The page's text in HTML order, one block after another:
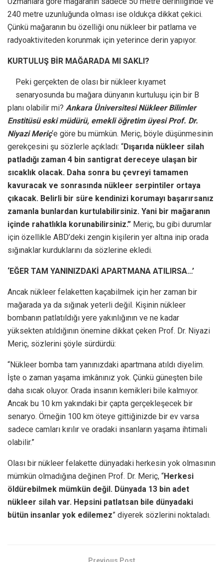
240 metre uzunluğunda olması ise oldukça dikkat çekici.
Çünkü mağaranın bu özelliği onu nükleer bir patlama ve
radyoaktiviteden korunmak için yeterince derin yapıyor.
KURTULUŞ BİR MAĞARADA MI SAKLI?
Peki gerçekten de olası bir nükleer kıyamet
senaryosunda bu mağara dünyanın kurtuluşu için bir B
planı olabilir mi? Ankara Üniversitesi Nükleer Bilimler
Enstitüsü eski müdürü, emekli öğretim üyesi Prof. Dr.
Niyazi Meriç‘e göre bu mümkün. Meriç, böyle düşünmesinin
gerekçesini şu sözlerle açıkladı: “Dışarıda nükleer silah
patladığı zaman 4 bin santigrat dereceye ulaşan bir
sıcaklık olacak. Daha sonra bu çevreyi tamamen
kavuracak ve sonrasında nükleer serpintiler ortaya
çıkacak. Belirli bir süre kendinizi korumayı başarırsanız
zamanla bunlardan kurtulabilirsiniz. Yani bir mağaranın
içinde rahatlıkla korunabilirsiniz.” Meriç, bu gibi durumlar
için özellikle ABD’deki zengin kişilerin yer altına inip orada
sığınaklar kurduklarını da sözlerine ekledi.
‘EĞER TAM YANINIZDAKİ APARTMANA ATILIRSA…’
Ancak nükleer felaketten kaçabilmek için her zaman bir
mağarada ya da sığınak yeterli değil. Kişinin nükleer
bombanın patlatıldığı yere yakınlığının ve ne kadar
yüksekten atıldığının önemine dikkat çeken Prof. Dr. Niyazi
Meriç, sözlerini şöyle sürdürdü:
“Nükleer bomba tam yanınızdaki apartmana atıldı diyelim.
İşte o zaman yaşama imkânınız yok. Çünkü güneşten bile
daha sıcak oluyor. Orada insanın kemikleri bile kalmıyor.
Ancak bu 10 km yakındaki bir çapta gerçekleşecek bir
senaryo. Örneğin 100 km öteye gittiğinizde bir ev varsa
sadece camları kırılır ve oradaki insanların yaşama ihtimali
olabilir.”
Olası bir nükleer felakette dünyadaki herkesin yok olmasının
mümkün olmadığına değinen Prof. Dr. Meriç, “Herkesi
öldürebilmek mümkün değil. Dünyada 13 bin adet
nükleer silah var. Hepsini patlatsan bile dünyadaki
bütün insanlar yok edilemez” diyerek sözlerini noktaladı.